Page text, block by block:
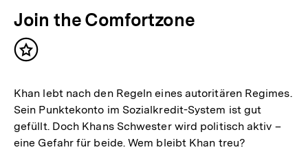
Join the Comfortzone
Inhalt
Khan lebt nach den Regeln eines autoritären Regimes.
Sein Punktekonto im Sozialkredit-System ist gut
gefüllt. Doch Khans Schwester wird politisch aktiv –
eine Gefahr für beide. Wem bleibt Khan treu?